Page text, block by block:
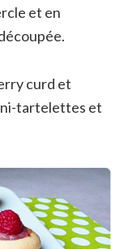
et en
curd et
tartelettes et